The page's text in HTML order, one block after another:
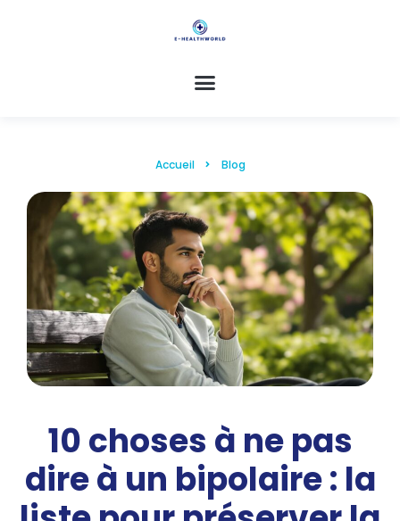
Accueil Blog
10 choses à ne pas
dire à un bipolaire : la